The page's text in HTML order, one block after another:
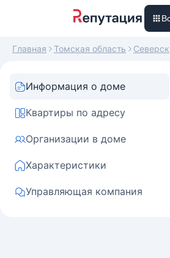
Главная Томская область Северск
Информация о доме
Квартиры по адресу
Организации в доме
Характеристики
Управляющая компания